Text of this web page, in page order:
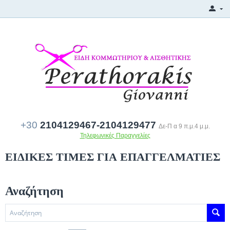
+30 2104129467-2104129477 Δε-Π α 9 π.μ.4 μ.μ.
Τηλεφωνικές Παραγγελίες
ΕΙΔΙΚΕΣ ΤΙΜΕΣ ΓΙΑ ΕΠΑΓΓΕΛΜΑΤΙΕΣ
Αναζήτηση